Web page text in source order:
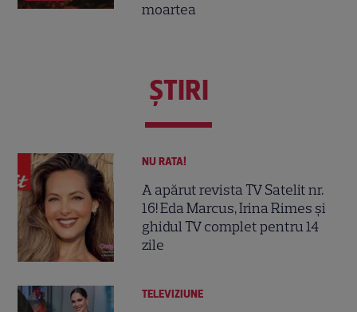
moartea
ŞTIRI
NU RATA!
A apărut revista TV Satelit nr.
16! Eda Marcus, Irina Rimes și
ghidul TV complet pentru 14
zile
TELEVIZIUNE